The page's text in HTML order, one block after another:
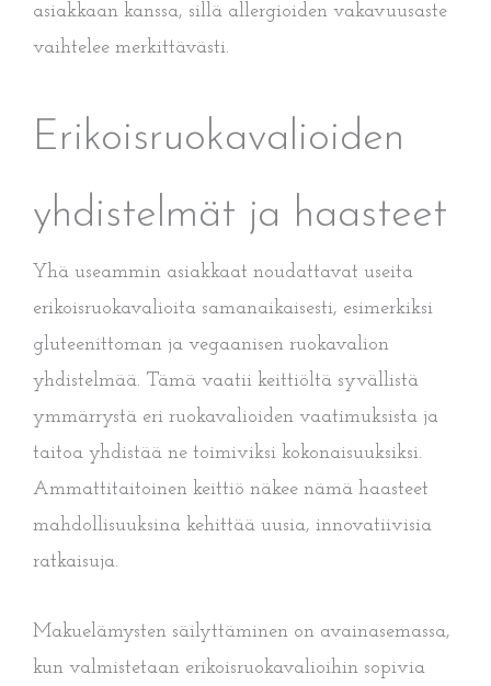
asiakkaan kanssa, sillä allergioiden vakavuusaste
vaihtelee merkittävästi.
Erikoisruokavalioiden
yhdistelmät ja haasteet
Yhä useammin asiakkaat noudattavat useita
erikoisruokavalioita samanaikaisesti, esimerkiksi
gluteenittoman ja vegaanisen ruokavalion
yhdistelmää. Tämä vaatii keittiöltä syvällistä
ymmärrystä eri ruokavalioiden vaatimuksista ja
taitoa yhdistää ne toimiviksi kokonaisuuksiksi.
Ammattitaitoinen keittiö näkee nämä haasteet
mahdollisuuksina kehittää uusia, innovatiivisia
ratkaisuja.
Makuelämysten säilyttäminen on avainasemassa,
kun valmistetaan erikoisruokavalioihin sopivia